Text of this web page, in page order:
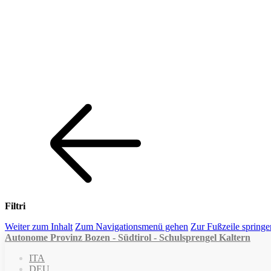
Filtri
Weiter zum Inhalt Zum Navigationsmenü gehen Zur Fußzeile
Autonome Provinz Bozen - Südtirol - Schulsprengel Kaltern
ITA
DEU